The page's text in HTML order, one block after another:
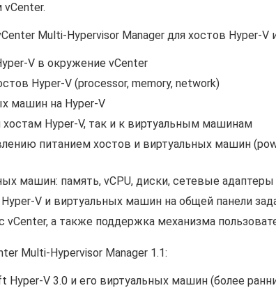
Multi-Hypervisor Manager для хостов Hyper-V
V в окружение vCenter
Hyper-V (processor, memory, network)
машин на Hyper-V
Hyper-V, так и к виртуальным машинам
питанием хостов и виртуальных машин
машин: память, vCPU, диски, сетевые адаптеры
V и виртуальных машин на общей панели
vCenter, а также поддержка механизма
Multi-Hypervisor Manager 1.1:
V 3.0 и его виртуальных машин (более